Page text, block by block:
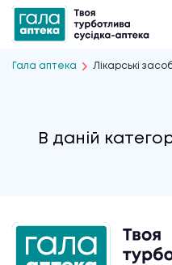
Гала аптека Лікарські
В даній